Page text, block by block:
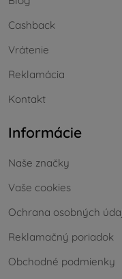
Cashback
Vrátenie
Reklamácia
Kontakt
Informácie
Naše značky
Vaše cookies
Ochrana osobných
Reklamačný poriadok
Obchodné podmienky